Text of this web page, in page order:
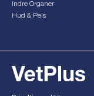
Indre Organer
Hud & Pels